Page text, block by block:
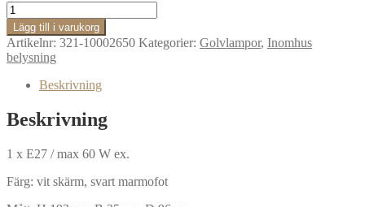
Golvlampa
BÅGE
mängd
Lägg till i varukorg
Artikelnr: 321-10002650 Kategorier: Golvlampor, Inomhus
belysning
Beskrivning
Beskrivning
1 x E27 / max 60 W ex.
Färg: vit skärm, svart marmofot